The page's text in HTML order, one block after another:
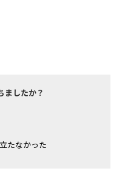
ましたか？
たなかった